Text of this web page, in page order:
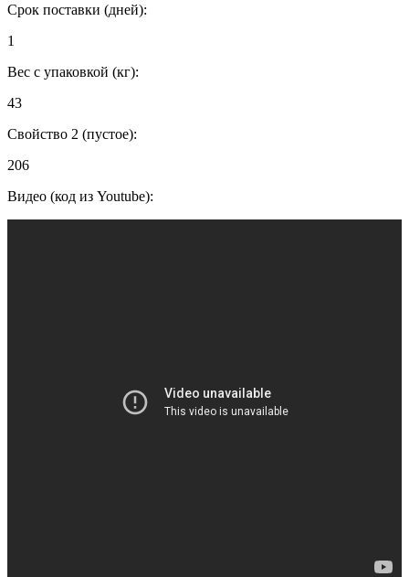
Срок поставки (дней):
1
Вес с упаковкой (кг):
43
Свойство 2 (пустое):
206
Видео (код из Youtube):